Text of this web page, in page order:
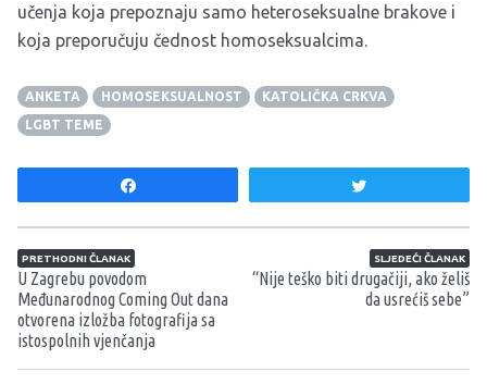
učenja koja prepoznaju samo heteroseksualne brakove i
koja preporučuju čednost homoseksualcima.
ANKETA HOMOSEKSUALNOST
KATOLIČKA CRKVA
LGBT TEME
Navigacija članaka
PRETHODNI ČLANAK
U Zagrebu povodom
Međunarodnog Coming Out dana
otvorena izložba fotografija sa
istospolnih vjenčanja
SLJEDEĆI ČLANAK
“Nije teško biti drugačiji, ako želiš
da usrećiš sebe”